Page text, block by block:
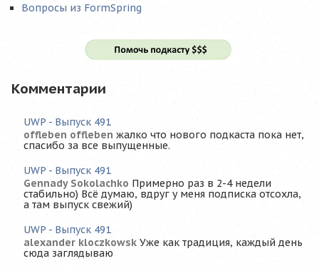
Вопросы из FormSpring
Комментарии
UWP - Выпуск 491
offleben offleben жалко что нового подкаста пока нет,
спасибо за все выпущенные.
UWP - Выпуск 491
Gennady Sokolachko Примерно раз в 2-4 недели
стабильно) Всё думаю, вдруг у меня подписка отсохла,
а там выпуск свежий)
UWP - Выпуск 491
alexander kloczkowsk Уже как традиция, каждый день
сюда заглядываю